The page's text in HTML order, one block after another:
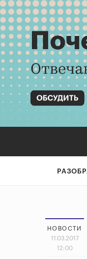
НОВОСТИ
11.03.2017
12:00